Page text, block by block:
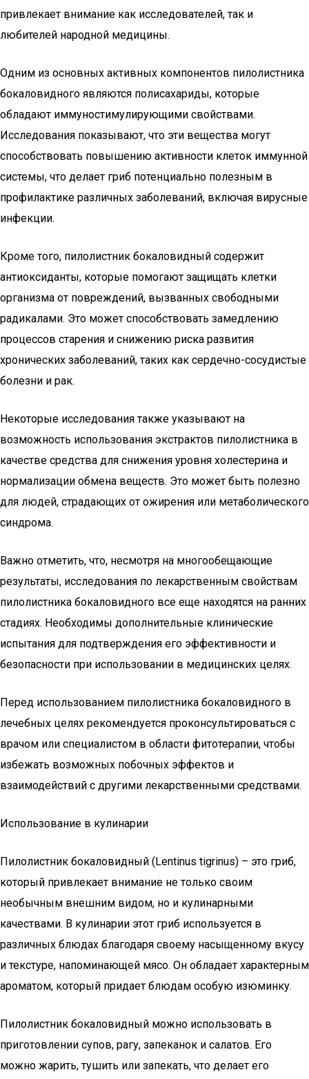
привлекает внимание как исследователей, так и
любителей народной медицины.
Одним из основных активных компонентов пилолистника
бокаловидного являются полисахариды, которые
обладают иммуностимулирующими свойствами.
Исследования показывают, что эти вещества могут
способствовать повышению активности клеток иммунной
системы, что делает гриб потенциально полезным в
профилактике различных заболеваний, включая вирусные
инфекции.
Кроме того, пилолистник бокаловидный содержит
антиоксиданты, которые помогают защищать клетки
организма от повреждений, вызванных свободными
радикалами. Это может способствовать замедлению
процессов старения и снижению риска развития
хронических заболеваний, таких как сердечно-сосудистые
болезни и рак.
Некоторые исследования также указывают на
возможность использования экстрактов пилолистника в
качестве средства для снижения уровня холестерина и
нормализации обмена веществ. Это может быть полезно
для людей, страдающих от ожирения или метаболического
синдрома.
Важно отметить, что, несмотря на многообещающие
результаты, исследования по лекарственным свойствам
пилолистника бокаловидного все еще находятся на ранних
стадиях. Необходимы дополнительные клинические
испытания для подтверждения его эффективности и
безопасности при использовании в медицинских целях.
Перед использованием пилолистника бокаловидного в
лечебных целях рекомендуется проконсультироваться с
врачом или специалистом в области фитотерапии, чтобы
избежать возможных побочных эффектов и
взаимодействий с другими лекарственными средствами.
Использование в кулинарии
Пилолистник бокаловидный (Lentinus tigrinus) – это гриб,
который привлекает внимание не только своим
необычным внешним видом, но и кулинарными
качествами. В кулинарии этот гриб используется в
различных блюдах благодаря своему насыщенному вкусу
и текстуре, напоминающей мясо. Он обладает характерным
ароматом, который придает блюдам особую изюминку.
Пилолистник бокаловидный можно использовать в
приготовлении супов, рагу, запеканок и салатов. Его
можно жарить, тушить или запекать, что делает его